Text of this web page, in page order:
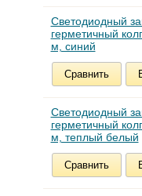
Светодиодный
герметичный
м, синий
Сравнить
Светодиодный
герметичный
м, теплый белый
Сравнить